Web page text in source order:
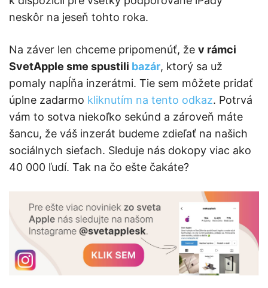
neskôr na jeseň tohto roka.
Na záver len chceme pripomenúť, že v rámci
SvetApple sme spustili bazár, ktorý sa už
pomaly napĺňa inzerátmi. Tie sem môžete pridať
úplne zadarmo kliknutím na tento odkaz. Potrvá
vám to sotva niekoľko sekúnd a zároveň máte
šancu, že váš inzerát budeme zdieľať na našich
sociálnych sieťach. Sleduje nás dokopy viac ako
40 000 ľudí. Tak na čo ešte čakáte?